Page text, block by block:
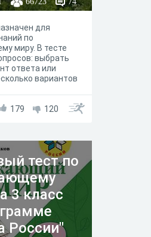
для
по
миру. В тесте
выбрать
ответа или
вариантов
179
120
тест по
3 класс
России"